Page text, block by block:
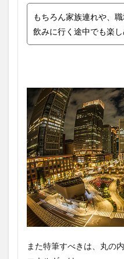
もちろん家族連れや、
飲みに行く途中でも楽し
また特筆すべきは、丸の